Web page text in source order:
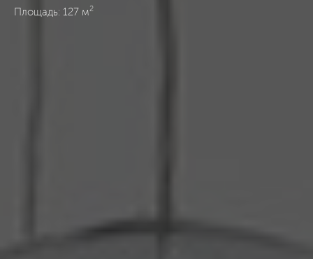
Площадь: 127 м2